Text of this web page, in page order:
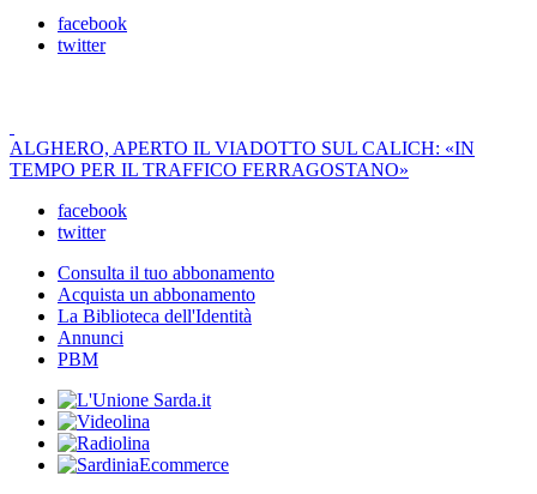
facebook
twitter
ALGHERO, APERTO IL VIADOTTO SUL CALICH: «IN
TEMPO PER IL TRAFFICO FERRAGOSTANO»
facebook
twitter
Consulta il tuo abbonamento
Acquista un abbonamento
La Biblioteca dell'Identità
Annunci
PBM